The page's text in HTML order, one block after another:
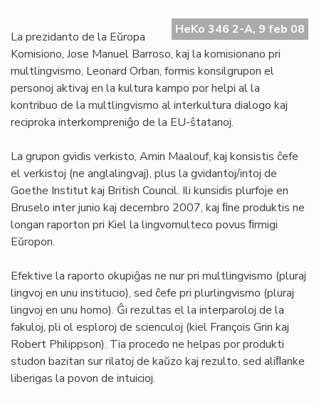
HeKo 346 2-A, 9 feb 08
La prezidanto de la Eŭropa
Komisiono, Jose Manuel Barroso, kaj la komisionano pri
multlingvismo, Leonard Orban, formis konsilgrupon el
personoj aktivaj en la kultura kampo por helpi al la
kontribuo de la multlingvismo al interkultura dialogo kaj
reciproka interkompreniĝo de la EU-ŝtatanoj.
La grupon gvidis verkisto, Amin Maalouf, kaj konsistis ĉefe
el verkistoj (ne anglalingvaj), plus la gvidantoj/intoj de
Goethe Institut kaj British Council. Ili kunsidis plurfoje en
Bruselo inter junio kaj decembro 2007, kaj ﬁne produktis ne
longan raporton pri Kiel la lingvomulteco povus ﬁrmigi
Eŭropon.
Efektive la raporto okupiĝas ne nur pri multlingvismo (pluraj
lingvoj en unu institucio), sed ĉefe pri plurlingvismo (pluraj
lingvoj en unu homo). Ĝi rezultas el la interparoloj de la
fakuloj, pli ol esploroj de scienculoj (kiel François Grin kaj
Robert Philippson). Tia procedo ne helpas por produkti
studon bazitan sur rilatoj de kaŭzo kaj rezulto, sed aliﬂanke
liberigas la povon de intuicioj.